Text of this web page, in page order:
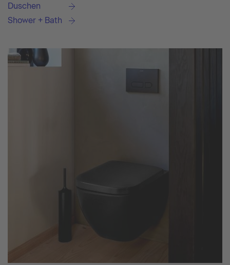
Duschen
Shower + Bath